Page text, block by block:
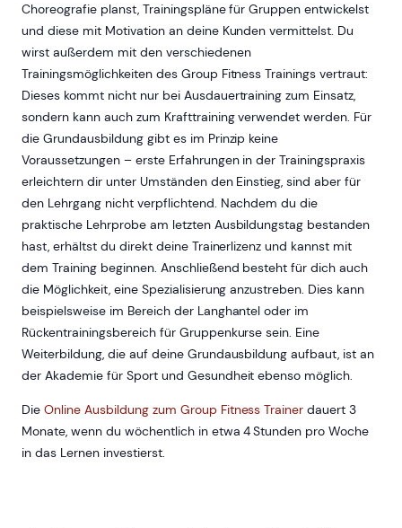
Choreografie planst, Trainingspläne für Gruppen entwickelst
und diese mit Motivation an deine Kunden vermittelst. Du
wirst außerdem mit den verschiedenen
Trainingsmöglichkeiten des Group Fitness Trainings vertraut:
Dieses kommt nicht nur bei Ausdauertraining zum Einsatz,
sondern kann auch zum Krafttraining verwendet werden. Für
die Grundausbildung gibt es im Prinzip keine
Voraussetzungen – erste Erfahrungen in der Trainingspraxis
erleichtern dir unter Umständen den Einstieg, sind aber für
den Lehrgang nicht verpflichtend. Nachdem du die
praktische Lehrprobe am letzten Ausbildungstag bestanden
hast, erhältst du direkt deine Trainerlizenz und kannst mit
dem Training beginnen. Anschließend besteht für dich auch
die Möglichkeit, eine Spezialisierung anzustreben. Dies kann
beispielsweise im Bereich der Langhantel oder im
Rückentrainingsbereich für Gruppenkurse sein. Eine
Weiterbildung, die auf deine Grundausbildung aufbaut, ist an
der Akademie für Sport und Gesundheit ebenso möglich.
Die Online Ausbildung zum Group Fitness Trainer dauert 3
Monate, wenn du wöchentlich in etwa 4 Stunden pro Woche
in das Lernen investierst.